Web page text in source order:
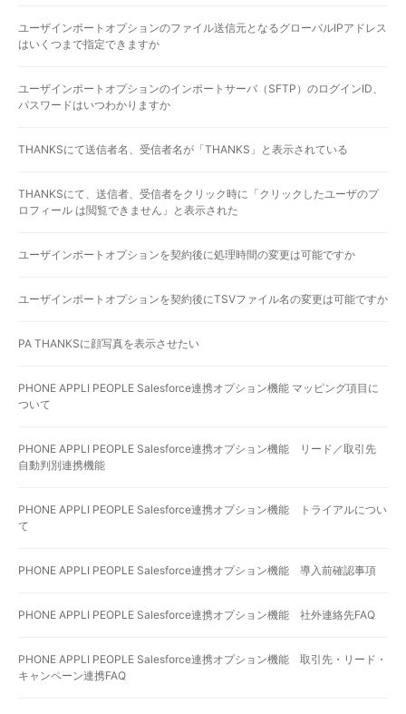
ユーザインポートオプションのファイル送信元となるグローバルIPアドレス
はいくつまで指定できますか
ユーザインポートオプションのインポートサーバ（SFTP）のログインID、
パスワードはいつわかりますか
THANKSにて送信者名、受信者名が「THANKS」と表示されている
THANKSにて、送信者、受信者をクリック時に「クリックしたユーザのプ
ロフィール は閲覧できません」と表示された
ユーザインポートオプションを契約後に処理時間の変更は可能ですか
ユーザインポートオプションを契約後にTSVファイル名の変更は可能ですか
PA THANKSに顔写真を表示させたい
PHONE APPLI PEOPLE Salesforce連携オプション機能 マッピング項目に
ついて
PHONE APPLI PEOPLE Salesforce連携オプション機能 リード／取引先
自動判別連携機能
PHONE APPLI PEOPLE Salesforce連携オプション機能 トライアルについ
て
PHONE APPLI PEOPLE Salesforce連携オプション機能 導入前確認事項
PHONE APPLI PEOPLE Salesforce連携オプション機能 社外連絡先FAQ
PHONE APPLI PEOPLE Salesforce連携オプション機能 取引先・リード・
キャンペーン連携FAQ